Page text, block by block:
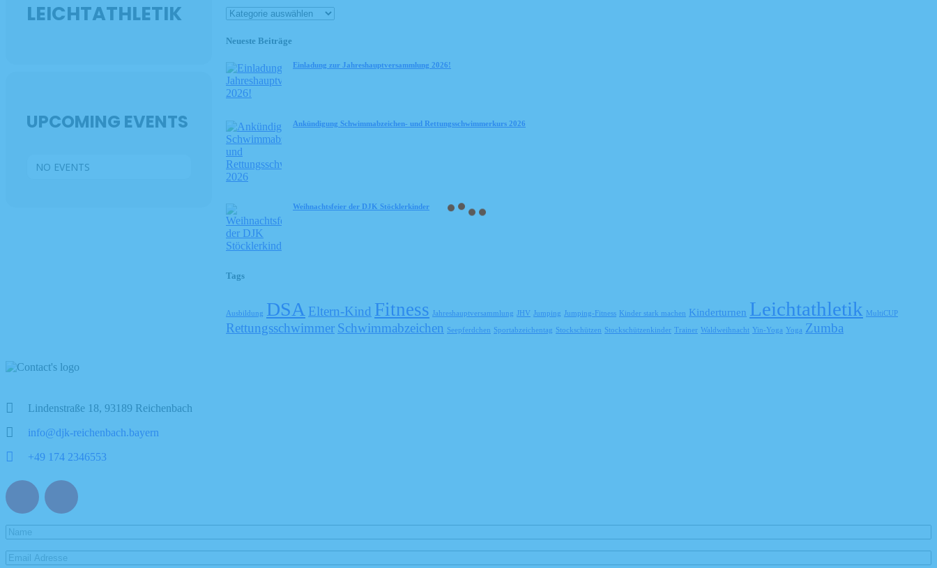
LEICHTATHLETIK
UPCOMING EVENTS
NO EVENTS
Neueste Beiträge
Einladung zur Jahreshauptversammlung 2026!
Ankündigung Schwimmabzeichen- und Rettungsschwimmerkurs 2026
Weihnachtsfeier der DJK Stöcklerkinder
Tags
Ausbildung DSA Eltern-Kind Fitness Jahreshauptversammlung JHV Jumping Jumping-Fitness Kinder stark machen Kinderturnen Leichtathletik MultiCUP
Rettungsschwimmer Schwimmabzeichen Seepferdchen Sportabzeichentag Stockschützen Stockschützenkinder Trainer Waldweihnacht Yin-Yoga Yoga Zumba
Lindenstraße 18, 93189 Reichenbach
info@djk-reichenbach.bayern
+49 174 2346553